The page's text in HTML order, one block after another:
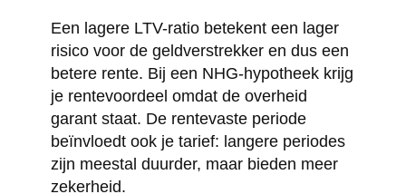
Een lagere LTV-ratio betekent een lager
risico voor de geldverstrekker en dus een
betere rente. Bij een NHG-hypotheek krijg
je rentevoordeel omdat de overheid
garant staat. De rentevaste periode
beïnvloedt ook je tarief: langere periodes
zijn meestal duurder, maar bieden meer
zekerheid.